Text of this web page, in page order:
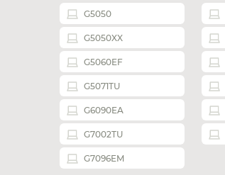
G5050
G5050XX
G5060EF
G5071TU
G6090EA
G7002TU
G7096EM